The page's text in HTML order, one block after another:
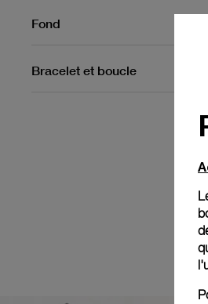
Fond
Bracelet et boucle